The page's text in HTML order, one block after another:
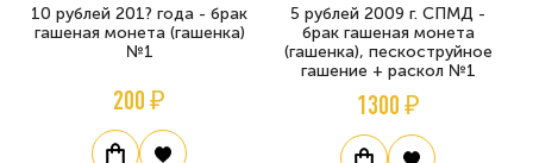
10 рублей 201? года - брак
гашеная монета (гашенка)
№1
200 ₽
5 рублей 2009 г. СПМД -
брак гашеная монета
(гашенка), пескоструйное
гашение + раскол №1
1300 ₽